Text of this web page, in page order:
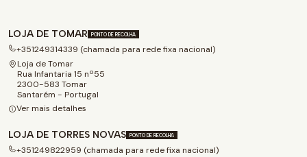
LOJA DE TOMAR PONTO DE RECOLHA
+351249314339 (chamada para rede fixa nacional)
Loja de Tomar
Rua Infantaria 15 nº55
2300-583 Tomar
Santarém - Portugal
Ver mais detalhes
LOJA DE TORRES NOVAS PONTO DE RECOLHA
+351249822959 (chamada para rede fixa nacional)